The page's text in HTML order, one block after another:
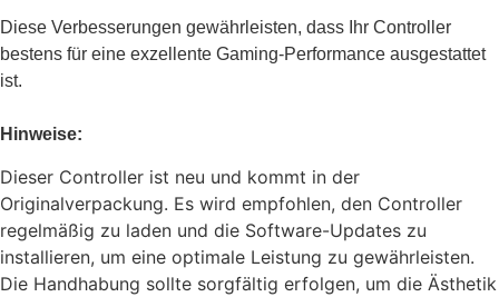
Diese Verbesserungen gewährleisten, dass Ihr Controller
bestens für eine exzellente Gaming-Performance ausgestattet
ist.
Hinweise:
Dieser Controller ist neu und kommt in der
Originalverpackung. Es wird empfohlen, den Controller
regelmäßig zu laden und die Software-Updates zu
installieren, um eine optimale Leistung zu gewährleisten.
Die Handhabung sollte sorgfältig erfolgen, um die Ästhetik